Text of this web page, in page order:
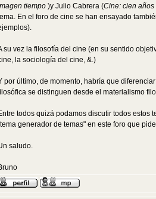
tiempo )y Julio Cabrera (Cine: cien
En el foro de cine se han ensayado
su vez la filosofía del cine (en su sentido
la sociología del cine, &.)
por último, de momento, habría que
se distinguen desde el materialismo
todos quizá podamos discutir todos estos
generador de temas" en este foro que
saludo.